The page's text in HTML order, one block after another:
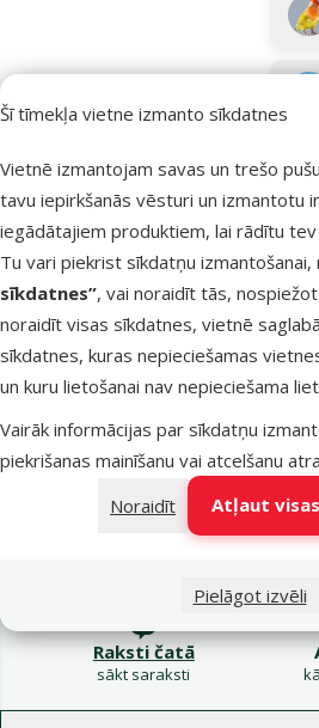
Šī tīmekļa vietne izmanto sīkdatnes
Vietnē izmantojam savas un trešo
tavu iepirkšanās vēsturi un izmantotu
iegādātajiem produktiem, lai rādītu
Tu vari piekrist sīkdatņu
sīkdatnes”, vai noraidīt tās, nospiežot
noraidīt visas sīkdatnes, vietnē
sīkdatnes, kuras nepieciešamas
un kuru lietošanai nav nepieciešama
Vairāk informācijas par sīkdatņu
piekrišanas mainīšanu vai atcelšanu
Noraidīt
Atļaut
Pielāgot izvēli
Filtrs
Kārtot pēc
Raksti čatā
sākt saraksti